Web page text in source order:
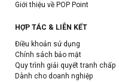
Giới thiệu về POP Point
HỢP TÁC & LIÊN KẾT
Điều khoản sử dụng
Chính sách bảo mật
Quy trình giải quyết tranh chấp
Dành cho doanh nghiệp